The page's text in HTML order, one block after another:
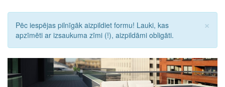
×
Pēc iespējas pilnīgāk aizpildiet formu! Lauki, kas
apzīmēti ar izsaukuma zīmi (!), aizpildāmi obligāti.